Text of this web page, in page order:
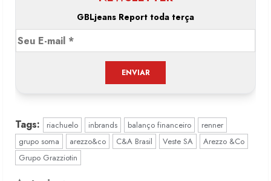
GBLjeans Report toda terça
Tags: riachuelo inbrands balanço financeiro
renner
grupo soma
arezzo&co C&A Brasil Veste SA
Arezzo &Co
Grupo Grazziotin